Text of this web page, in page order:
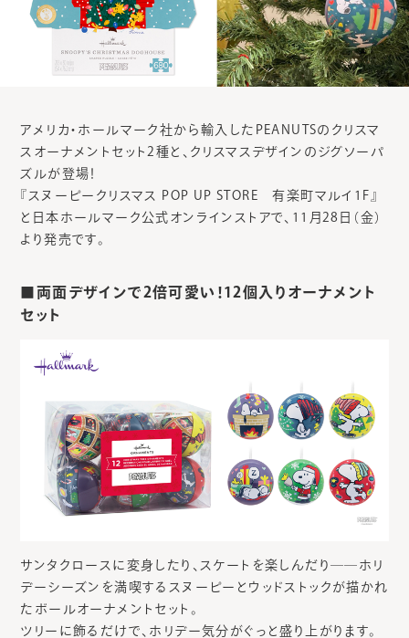
アメリカ・ホールマーク社から輸入したPEANUTSのクリスマ
スオーナメントセット2種と、クリスマスデザインのジグソーパ
ズルが登場！
『スヌーピークリスマス POP UP STORE 有楽町マルイ1F』
と日本ホールマーク公式オンラインストアで、11月28日（金）
より発売です。
■両面デザインで2倍可愛い！12個入りオーナメント
セット
サンタクロースに変身したり、スケートを楽しんだり――ホリ
デーシーズンを満喫するスヌーピーとウッドストックが描かれ
たボールオーナメントセット。
ツリーに飾るだけで、ホリデー気分がぐっと盛り上がります。